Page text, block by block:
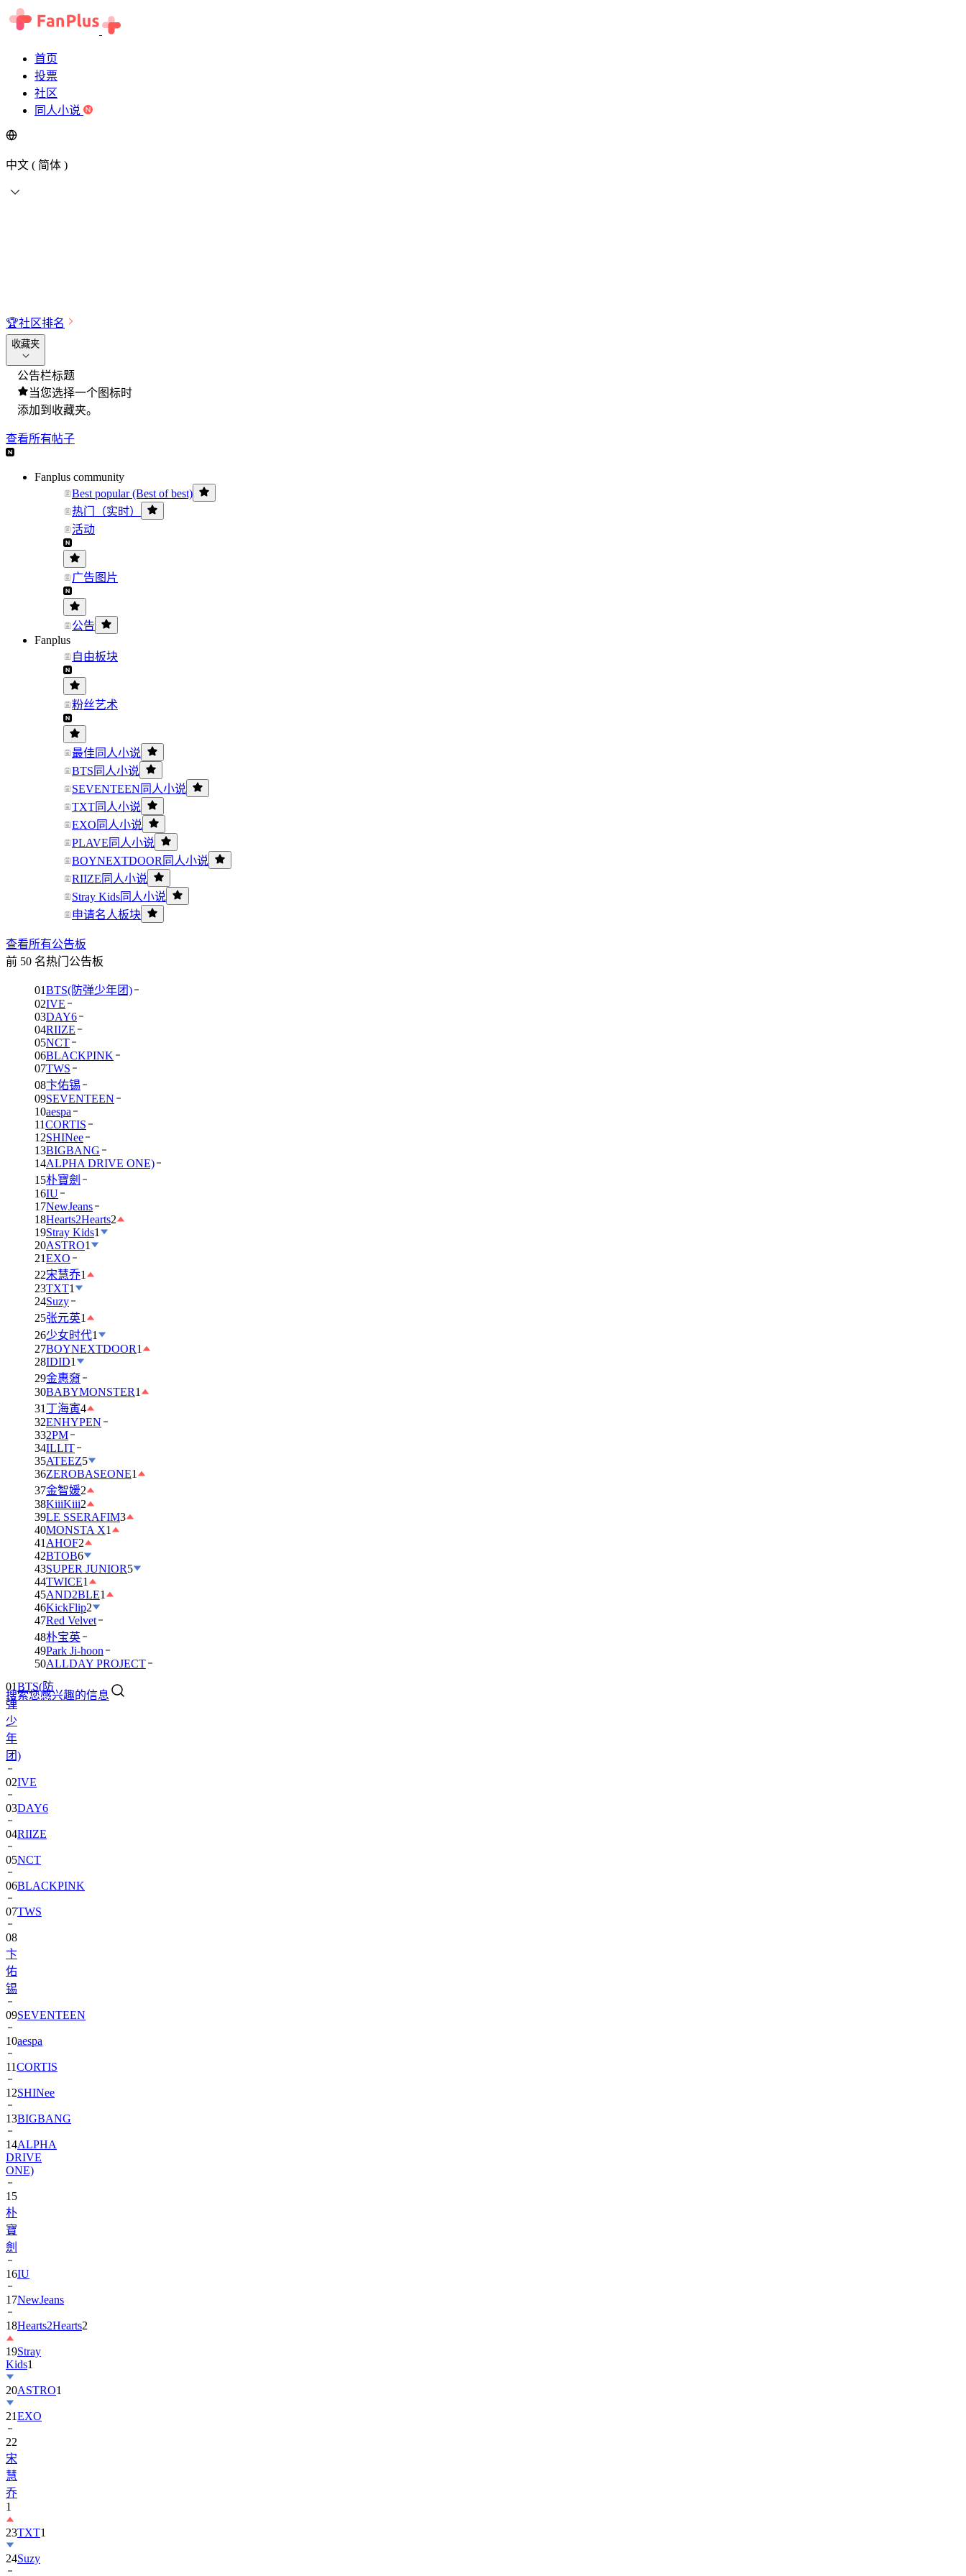
首页
投票
社区
同人小说
中文 ( 简体 )
🏆社区排名
收藏夹
公告栏标题
当您选择一个图标时
添加到收藏夹。
查看所有帖子
Fanplus community
Best popular (Best of best)
热门（实时）
活动
广告图片
公告
Fanplus
自由板块
粉丝艺术
最佳同人小说
BTS同人小说
SEVENTEEN同人小说
TXT同人小说
EXO同人小说
PLAVE同人小说
BOYNEXTDOOR同人小说
RIIZE同人小说
Stray Kids同人小说
申请名人板块
查看所有公告板
前 50 名热门公告板
01BTS(防弹少年团)
02IVE
03DAY6
04RIIZE
05NCT
06BLACKPINK
07TWS
08卞佑锡
09SEVENTEEN
10aespa
11CORTIS
12SHINee
13BIGBANG
14ALPHA DRIVE ONE)
15朴寶劍
16IU
17NewJeans
18Hearts2Hearts2
19Stray Kids1
20ASTRO1
21EXO
22宋慧乔1
23TXT1
24Suzy
25张元英1
26少女时代1
27BOYNEXTDOOR1
28IDID1
29金惠奫
30BABYMONSTER1
31 丁海寅4
32ENHYPEN
332PM
34ILLIT
35ATEEZ5
36ZEROBASEONE1
37金智媛2
38KiiiKiii2
39LE SSERAFIM3
40MONSTA X1
41 AHOF2
42BTOB6
43SUPER JUNIOR5
44TWICE1
45AND2BLE1
46KickFlip2
47Red Velvet
48朴宝英
49Park Ji-hoon
50ALLDAY PROJECT
搜索您感兴趣的信息
BTS(防
少
年
团)
02IVE
03DAY6
04RIIZE
05NCT
06BLACKPINK
07TWS
08
卞
佑
锡
09
10aespa
11CORTIS
12SHINee
13BIGBANG
14ALPHA
DRIVE
ONE)
15
朴
寶
劍
16
17NewJeans
18Hearts2Hearts
19Stray
Kids
20ASTRO
21EXO
22
宋
慧
乔
1
23
24Suzy
25